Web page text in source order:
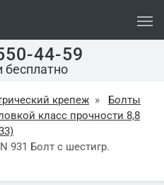
44-59
бесплатно
крепеж »
Болты
класс прочности 8,8
931 Болт с шестигр.